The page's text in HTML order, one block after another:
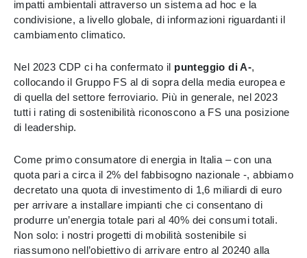
impatti ambientali attraverso un sistema ad hoc e la
condivisione, a livello globale, di informazioni riguardanti il
cambiamento climatico.
Nel 2023 CDP ci ha confermato il punteggio di A-,
collocando il Gruppo FS al di sopra della media europea e
di quella del settore ferroviario. Più in generale, nel 2023
tutti i rating di sostenibilità riconoscono a FS una posizione
di leadership.
Come primo consumatore di energia in Italia – con una
quota pari a circa il 2% del fabbisogno nazionale -, abbiamo
decretato una quota di investimento di 1,6 miliardi di euro
per arrivare a installare impianti che ci consentano di
produrre un’energia totale pari al 40% dei consumi totali.
Non solo: i nostri progetti di mobilità sostenibile si
riassumono nell’obiettivo di arrivare entro al 20240 alla